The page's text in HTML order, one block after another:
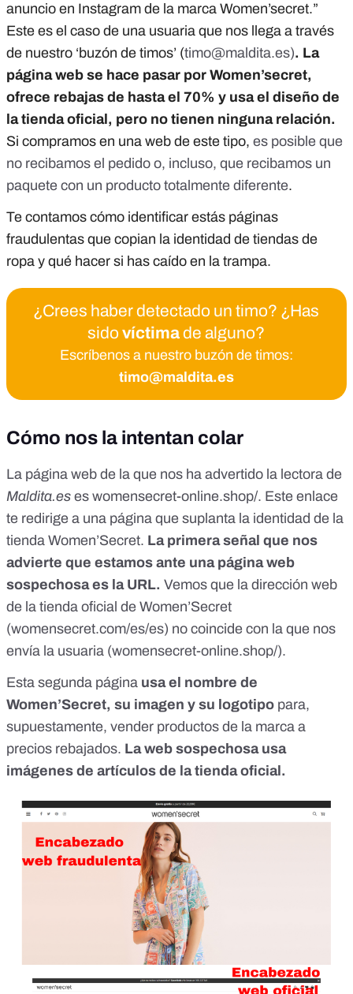
anuncio en Instagram de la marca Women’secret.”
Este es el caso de una usuaria que nos llega a través
de nuestro ‘buzón de timos’ (timo@maldita.es). La
página web se hace pasar por Women’secret,
ofrece rebajas de hasta el 70% y usa el diseño de
la tienda oficial, pero no tienen ninguna relación.
Si compramos en una web de este tipo, es posible que
no recibamos el pedido o, incluso, que recibamos un
paquete con un producto totalmente diferente.
Te contamos cómo identificar estás páginas
fraudulentas que copian la identidad de tiendas de
ropa y qué hacer si has caído en la trampa.
¿Crees haber detectado un timo? ¿Has
sidovíctimade alguno?
Escríbenos a nuestro buzón de timos:
timo@maldita.es
Cómo nos la intentan colar
La página web de la que nos ha advertido la lectora de
Maldita.es es womensecret-online.shop/. Este enlace
te redirige a una página que suplanta la identidad de la
tienda Women’Secret. La primera señal que nos
advierte que estamos ante una página web
sospechosa es la URL. Vemos que la dirección web
de la tienda oficial de Women’Secret
(womensecret.com/es/es) no coincide con la que nos
envía la usuaria (womensecret-online.shop/).
Esta segunda página usa el nombre de
Women’Secret, su imagen y su logotipo para,
supuestamente, vender productos de la marca a
precios rebajados. La web sospechosa usa
imágenes de artículos de la tienda oficial.